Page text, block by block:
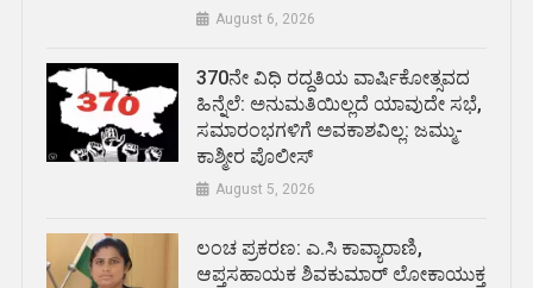
August 6, 2026
370ನೇ ವಿಧಿ ರದ್ದತಿಯ ವಾರ್ಷಿಕೋತ್ಸವದ
ಹಿನ್ನೆಲೆ: ಅನುಮತಿಯಿಲ್ಲದೆ ಯಾವುದೇ ಸಭೆ,
ಸಮಾರಂಭಗಳಿಗೆ ಅವಕಾಶವಿಲ್ಲ: ಜಮ್ಮು-
ಕಾಶ್ಮೀರ ಪೊಲೀಸ್
August 5, 2026
ಲಂಚ ಪ್ರಕರಣ: ಎ.ಸಿ ಕಾವ್ಯಾರಾಣಿ,
ಆಪ್ತಸಹಾಯಕ ಶಿವಕುಮಾರ್‌ ಲೋಕಾಯುಕ್ತ